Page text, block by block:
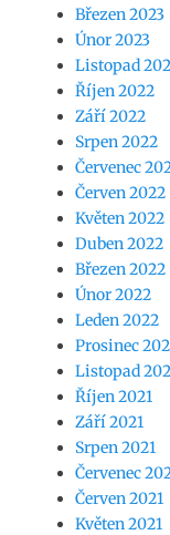
Březen 2023
Únor 2023
Listopad
Říjen 2022
Září 2022
Srpen 2022
Červenec
Červen 2022
Květen 2022
Duben 2022
Březen 2022
Únor 2022
Leden 2022
Prosinec
Listopad
Říjen 2021
Září 2021
Srpen 2021
Červenec
Červen 2021
Květen 2021